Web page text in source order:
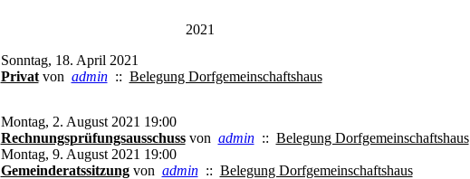
2021
Sonntag, 18. April 2021
Privatvon admin:: Belegung Dorfgemeinschaftshaus
Montag, 2. August 2021 19:00
Rechnungsprüfungsausschussvon admin:: Belegung Dorfgemeinschaftshaus
Montag, 9. August 2021 19:00
Gemeinderatssitzungvon admin:: Belegung Dorfgemeinschaftshaus